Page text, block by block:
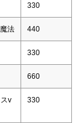
330
法 440
330
660
v
330